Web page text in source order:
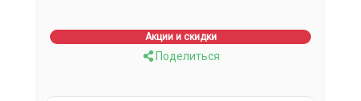
Акции и скидки
Поделиться